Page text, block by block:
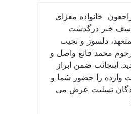
راجعون خانواده معزای
تاسف خبر درگذشت
دلسوز و نجیب
محمد قانع واصل و
اینجانب ضمن ابراز
وارده را حضور شما و
تسلیت عرض می